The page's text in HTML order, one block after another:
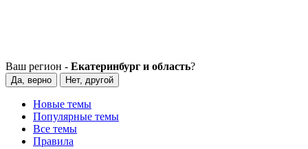
Ваш регион - Екатеринбург и область?
Да, верно Нет, другой
Новые темы
Популярные темы
Все темы
Правила